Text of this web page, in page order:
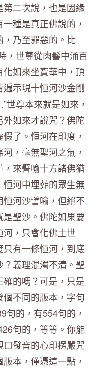
第二次說，也是因緣
種是真正佛說的，
乃至罪惡的。比
， 世尊從肉髻中涌百
如來坐寶華中， 頂
示現十恒河沙金剛
尊本來就是如來，
外如來才說咒？佛陀
假了。恒河在印度，
， 毫無聖河之氣，
來譬喻十方諸佛猶
恒河中埋葬的眾生無
河沙譬喻， 但絕不
聖沙。 佛陀如果要
，只會化佛土世
只有一條恒河，到底
？義理混濁不清。聖
的嗎？可是，只是
個不同的版本，字句
句的，有554句的，
句的，等等。你能
口發音的心印楞嚴咒
本，僅憑這一點，